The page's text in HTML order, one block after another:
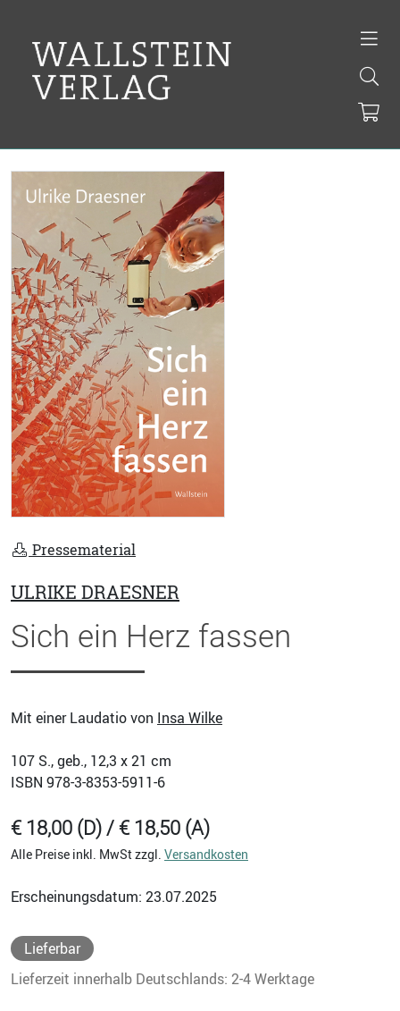
Pressematerial
ULRIKE DRAESNER
Sich ein Herz fassen
Mit einer Laudatio von Insa Wilke
107 S., geb., 12,3 x 21 cm
ISBN 978-3-8353-5911-6
€ 18,00 (D) / € 18,50 (A)
Alle Preise inkl. MwSt zzgl. Versandkosten
Erscheinungsdatum: 23.07.2025
Lieferbar
Lieferzeit innerhalb Deutschlands: 2-4 Werktage